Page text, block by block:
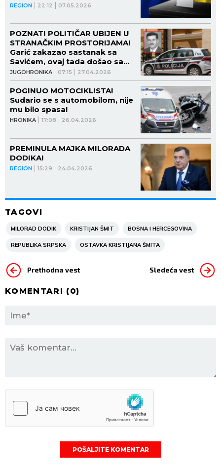
REGION 22:12 07.05.2026
JUGOHRONIKA 07:15 27.04.2026
POZNATI POLITIČAR UBIJEN U
STRANAČKIM PROSTORIJAMA!
Garić zakazao sastanak sa
Savićem, ovaj tada došao sa
pištoljem i IZREŠETAO GA!
HRONIKA 17:08 26.04.2026
POGINUO MOTOCIKLISTA!
Sudario se s automobilom, nije
mu bilo spasa!
REGION 15:29 24.04.2026
PREMINULA MAJKA MILORADA
DODIKA!
TAGOVI
MILORAD DODIK KRISTIJAN ŠMIT BOSNA I HERCEGOVINA
REPUBLIKA SRPSKA OSTAVKA KRISTIJANA ŠMITA
Prethodna vest Sledeća vest
KOMENTARI (0)
POŠALJITE KOMENTAR